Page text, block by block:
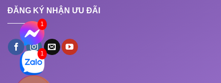
ĐĂNG KÝ NHẬN ƯU ĐÃI
1
1